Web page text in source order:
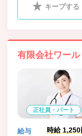
キープする
有限会社ワー
正社員・パート
給与 時給 1,250